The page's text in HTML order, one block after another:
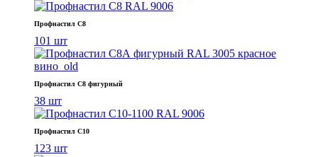
Профнастил С8
101 шт
Профнастил С8 фигурный
38 шт
Профнастил С10
123 шт